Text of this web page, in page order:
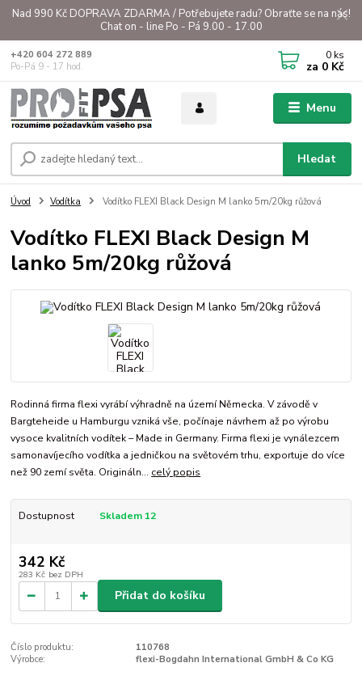
Nad 990 Kč DOPRAVA ZDARMA / Potřebujete radu? Obraťte se na nás!
Chat on - line Po - Pá 9.00 - 17.00
Menu
Hledat
+420 604 272 889
Po-Pá 9 - 17 hod.
0 ks
za 0 Kč
Úvod Vodítka Vodítko FLEXI Black Design M lanko 5m/20kg růžová
Vodítko FLEXI Black Design M
lanko 5m/20kg růžová
Rodinná firma flexi vyrábí výhradně na území Německa. V závodě v
Bargteheide u Hamburgu vzniká vše, počínaje návrhem až po výrobu
vysoce kvalitních vodítek – Made in Germany. Firma flexi je vynálezcem
samonavíjecího vodítka a jedničkou na světovém trhu, exportuje do více
než 90 zemí světa. Origináln... celý popis
Dostupnost Skladem 12
342 Kč
283 Kč bez DPH
Přidat do košíku
Číslo produktu:
110768
Výrobce:
flexi-Bogdahn International GmbH & Co KG